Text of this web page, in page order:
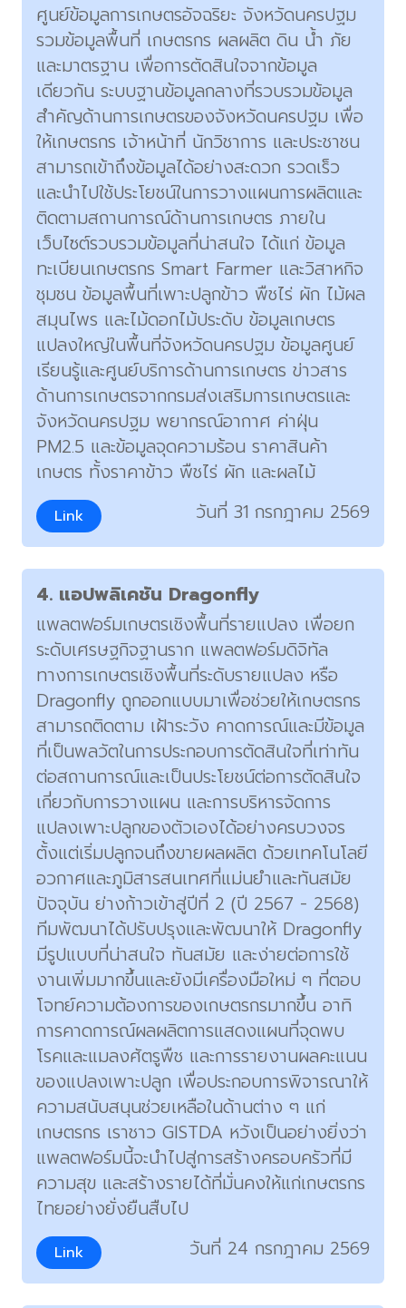
ศูนย์ข้อมูลการเกษตรอัจฉริยะ จังหวัดนครปฐม
รวมข้อมูลพื้นที่ เกษตรกร ผลผลิต ดิน น้ำ ภัย
และมาตรฐาน เพื่อการตัดสินใจจากข้อมูล
เดียวกัน ระบบฐานข้อมูลกลางที่รวบรวมข้อมูล
สำคัญด้านการเกษตรของจังหวัดนครปฐม เพื่อ
ให้เกษตรกร เจ้าหน้าที่ นักวิชาการ และประชาชน
สามารถเข้าถึงข้อมูลได้อย่างสะดวก รวดเร็ว
และนำไปใช้ประโยชน์ในการวางแผนการผลิตและ
ติดตามสถานการณ์ด้านการเกษตร ภายใน
เว็บไซต์รวบรวมข้อมูลที่น่าสนใจ ได้แก่ ข้อมูล
ทะเบียนเกษตรกร Smart Farmer และวิสาหกิจ
ชุมชน ข้อมูลพื้นที่เพาะปลูกข้าว พืชไร่ ผัก ไม้ผล
สมุนไพร และไม้ดอกไม้ประดับ ข้อมูลเกษตร
แปลงใหญ่ในพื้นที่จังหวัดนครปฐม ข้อมูลศูนย์
เรียนรู้และศูนย์บริการด้านการเกษตร ข่าวสาร
ด้านการเกษตรจากกรมส่งเสริมการเกษตรและ
จังหวัดนครปฐม พยากรณ์อากาศ ค่าฝุ่น
PM2.5 และข้อมูลจุดความร้อน ราคาสินค้า
เกษตร ทั้งราคาข้าว พืชไร่ ผัก และผลไม้
Link วันที่ 31 กรกฎาคม 2569
4. แอปพลิเคชัน Dragonfly
แพลตฟอร์มเกษตรเชิงพื้นที่รายแปลง เพื่อยก
ระดับเศรษฐกิจฐานราก แพลตฟอร์มดิจิทัล
ทางการเกษตรเชิงพื้นที่ระดับรายแปลง หรือ
Dragonfly ถูกออกแบบมาเพื่อช่วยให้เกษตรกร
สามารถติดตาม เฝ้าระวัง คาดการณ์และมีข้อมูล
ที่เป็นพลวัตในการประกอบการตัดสินใจที่เท่าทัน
ต่อสถานการณ์และเป็นประโยชน์ต่อการตัดสินใจ
เกี่ยวกับการวางแผน และการบริหารจัดการ
แปลงเพาะปลูกของตัวเองได้อย่างครบวงจร
ตั้งแต่เริ่มปลูกจนถึงขายผลผลิต ด้วยเทคโนโลยี
อวกาศและภูมิสารสนเทศที่แม่นยำและทันสมัย
ปัจจุบัน ย่างก้าวเข้าสู่ปีที่ 2 (ปี 2567 - 2568)
ทีมพัฒนาได้ปรับปรุงและพัฒนาให้ Dragonfly
มีรูปแบบที่น่าสนใจ ทันสมัย และง่ายต่อการใช้
งานเพิ่มมากขึ้นและยังมีเครื่องมือใหม่ ๆ ที่ตอบ
โจทย์ความต้องการของเกษตรกรมากขึ้น อาทิ
การคาดการณ์ผลผลิตการแสดงแผนที่จุดพบ
โรคและแมลงศัตรูพืช และการรายงานผลคะแนน
ของแปลงเพาะปลูก เพื่อประกอบการพิจารณาให้
ความสนับสนุนช่วยเหลือในด้านต่าง ๆ แก่
เกษตรกร เราชาว GISTDA หวังเป็นอย่างยิ่งว่า
แพลตฟอร์มนี้จะนำไปสู่การสร้างครอบครัวที่มี
ความสุข และสร้างรายได้ที่มั่นคงให้แก่เกษตรกร
ไทยอย่างยั่งยืนสืบไป
Link วันที่ 24 กรกฎาคม 2569